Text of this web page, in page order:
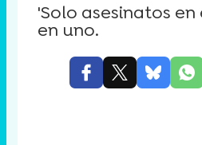
'Solo asesinatos
en uno.